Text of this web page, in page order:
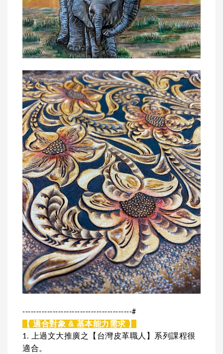
----------------------------------------#
【 適合對象 & 基本能力需求 】
1. 上過文大推廣之【台灣皮革職人】系列課程很
適合。